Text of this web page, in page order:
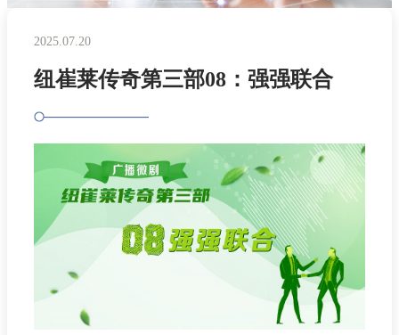
2025.07.20
纽崔莱传奇第三部08：强强联合